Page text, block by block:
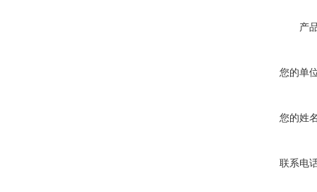
产
您的单
您的姓
联系电